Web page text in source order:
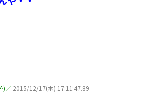
／ 2015/12/17(木) 17:11:47.89